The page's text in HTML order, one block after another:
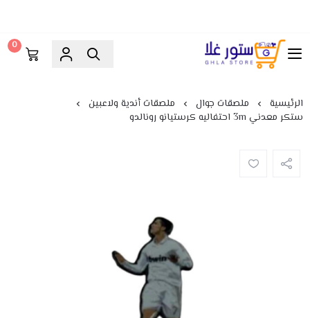
ستور غلا
0
الرئيسية ملصقات جوال
ملصقات أندية ولاعبين
ستكر معدني 3m احتفاليه كرستيانو رونالدو